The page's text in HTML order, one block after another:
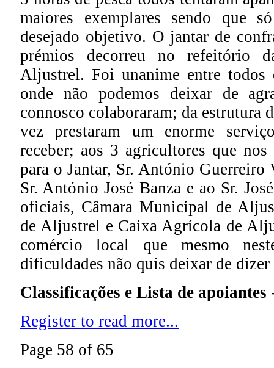
maiores exemplares sendo que
desejado objetivo. O jantar de
prémios decorreu no refeitório
Aljustrel. Foi unanime entre todos
onde não podemos deixar de
connosco colaboraram; da estrutura
vez prestaram um enorme
receber; aos 3 agricultores que nos
para o Jantar, Sr. António Guerreiro
Sr. António José Banza e ao Sr.
oficiais, Câmara Municipal de
de Aljustrel e Caixa Agrícola de
comércio local que mesmo
dificuldades não quis deixar de dizer
Classificações e Lista de
Register to read more...
Page 58 of 65